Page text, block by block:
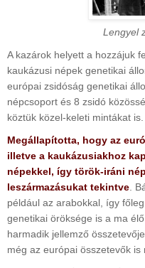
Lengyel
A kazárok helyett a hozzájuk
kaukázusi népek genetikai
európai zsidóság genetikai
népcsoport és 8 zsidó
köztük közel-keleti mintákat is.
Megállapította, hogy az
illetve a kaukázusiakhoz
népekkel, így török-iráni
leszármazásukat tekintve .
például az arabokkal, így
genetikai öröksége is a ma
harmadik jellemző
még az európai összetevők is